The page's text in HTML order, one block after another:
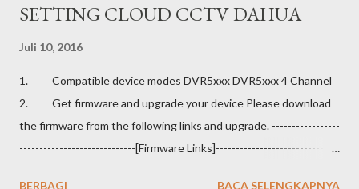
SETTING CLOUD CCTV DAHUA
Juli 10, 2016
1. Compatible device modes DVR5xxx DVR5xxx 4 Channel
2. Get firmware and upgrade your device Please download
the firmware from the following links and upgrade. -----------------
-----------------------------[Firmware Links]-------------------------------
BERBAGI BACA SELENGKAPNYA